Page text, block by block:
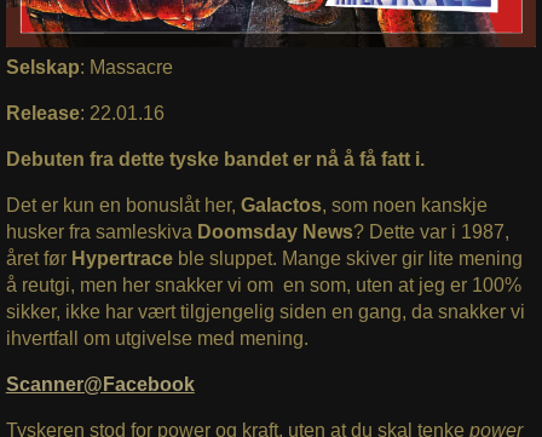
Selskap: Massacre
Release: 22.01.16
Debuten fra dette tyske bandet er nå å få fatt i.
Det er kun en bonuslåt her, Galactos, som noen kanskje
husker fra samleskiva Doomsday News? Dette var i 1987,
året før Hypertrace ble sluppet. Mange skiver gir lite mening
å reutgi, men her snakker vi om en som, uten at jeg er 100%
sikker, ikke har vært tilgjengelig siden en gang, da snakker vi
ihvertfall om utgivelse med mening.
Scanner@Facebook
Tyskeren stod for power og kraft, uten at du skal tenke power